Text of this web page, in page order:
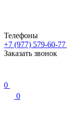
Телефоны
+7 (977) 579-60-77
Заказать звонок
0
0